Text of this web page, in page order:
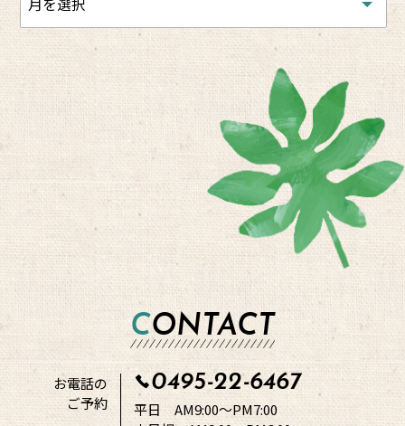
CONTACT
お電話の
ご予約
0495-22-6467
平日 AM9:00～PM7:00